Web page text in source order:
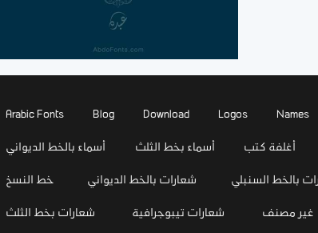
Arabic Fonts Blog Download Logos Names
أسماء بالخط الديواني أسماء بخط الثلث أغلفة كتب
خط النسخ شعارات بالخط الديواني بالخط السنبلي
شعارات بخط الثلث شعارات تيبوجرافية غير مصنف